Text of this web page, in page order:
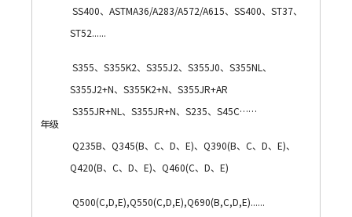
年级
SS400、ASTMA36/A283/A572/A615、SS400、ST37、
ST52......
S355、S355K2、S355J2、S355J0、S355NL、
S355J2+N、S355K2+N、S355JR+AR
S355JR+NL、S355JR+N、S235、S45C……
Q235B、Q345(B、C、D、E)、Q390(B、C、D、E)、
Q420(B、C、D、E)、Q460(C、D、E)
Q500(C,D,E),Q550(C,D,E),Q690(B,C,D,E)......